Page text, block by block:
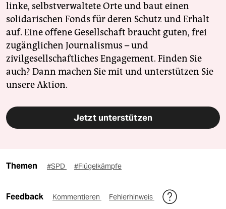
linke, selbstverwaltete Orte und baut einen
solidarischen Fonds für deren Schutz und Erhalt
auf. Eine offene Gesellschaft braucht guten, frei
zugänglichen Journalismus – und
zivilgesellschaftliches Engagement. Finden Sie
auch? Dann machen Sie mit und unterstützen Sie
unsere Aktion.
Jetzt unterstützen
Themen #SPD #Flügelkämpfe
Feedback Kommentieren Fehlerhinweis